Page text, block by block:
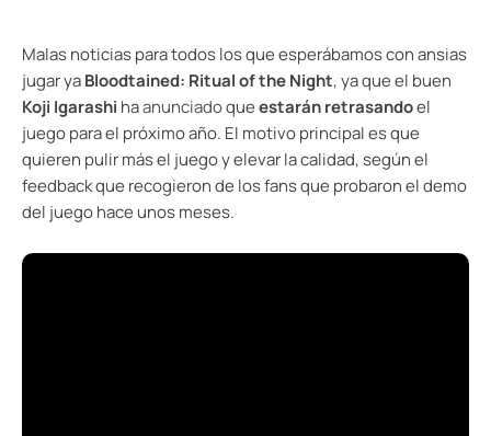
Malas noticias para todos los que esperábamos con ansias
jugar yaBloodtained: Ritual of the Night, ya que el buen
Koji Igarashi haanunciadoqueestarán retrasandoel
juego para el próximo año. El motivo principal es que
quieren pulir más el juego y elevar la calidad, según el
feedback que recogieron de los fans que probaron el demo
del juego hace unos meses.